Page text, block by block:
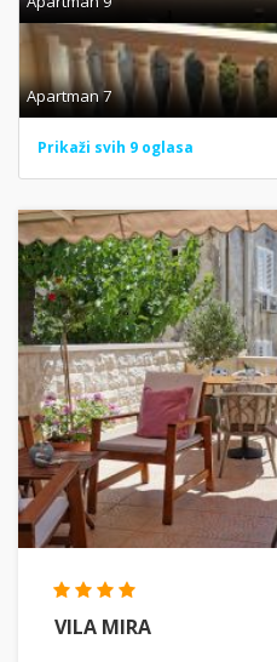
Apartman 7
Prikaži svih 9 oglasa
VILA MIRA